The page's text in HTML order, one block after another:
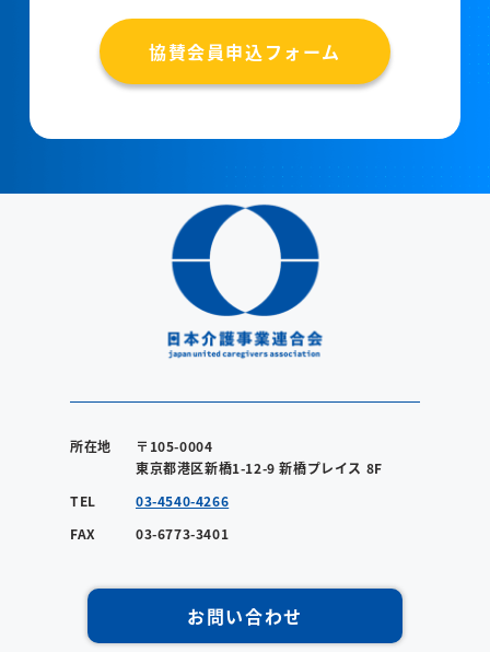
協賛会員申込フォーム
所在地
〒105-0004
東京都港区新橋1-12-9 新橋プレイス 8F
TEL
03-4540-4266
FAX
03-6773-3401
お問い合わせ